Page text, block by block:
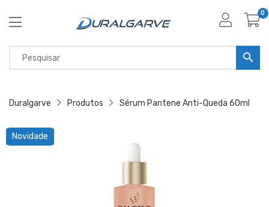
0
Duralgarve Produtos Sérum Pantene Anti-Queda 60ml
Novidade